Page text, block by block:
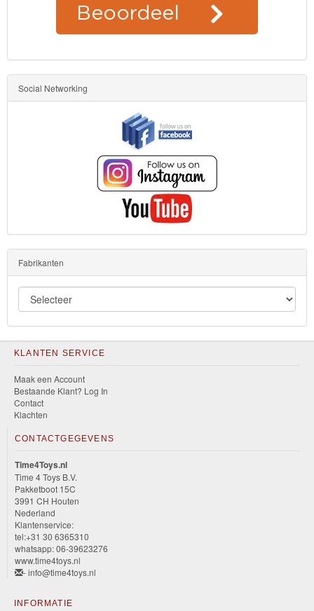
Social Networking
Fabrikanten
KLANTEN SERVICE
Maak een Account
Bestaande Klant? Log In
Contact
Klachten
CONTACTGEGEVENS
Time4Toys.nl
Time 4 Toys B.V.
Pakketboot 15C
3991 CH Houten
Nederland
Klantenservice:
tel:+31 30 6365310
whatsapp: 06-39623276
www.time4toys.nl
- info@time4toys.nl
INFORMATIE